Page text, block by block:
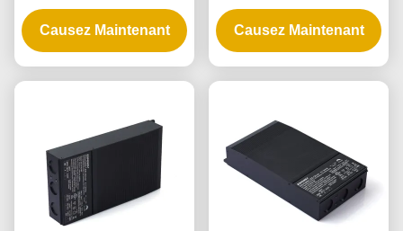
192W avec indice IP65
pour applications de
gradation de phase
Causez Maintenant
à faible luminosité avec
IP65 pour les
applications d'éclairage
Causez Maintenant